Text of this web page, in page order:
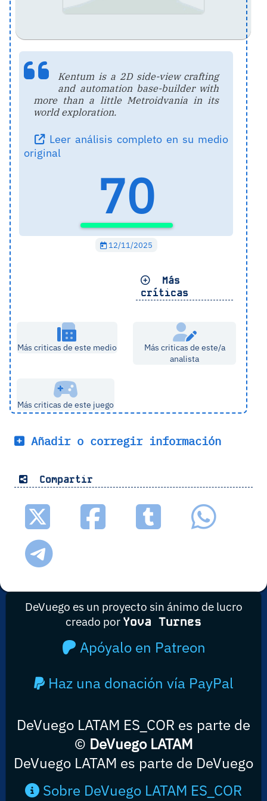
Kentum is a 2D side-view crafting
and automation base-builder with
more than a little Metroidvania in its
world exploration.
Leer análisis completo en su medio
original
70
12/11/2025
Más
críticas
Más criticas de este medio
Más criticas de este/a
analista
Más criticas de este juego
Añadir o corregir información
Compartir
DeVuego es un proyecto sin ánimo de lucro
creado por Yova Turnes
Apóyalo en Patreon
Haz una donación vía PayPal
DeVuego LATAM ES_COR es parte de
© DeVuego LATAM
DeVuego LATAM es parte de DeVuego
Sobre DeVuego LATAM ES_COR